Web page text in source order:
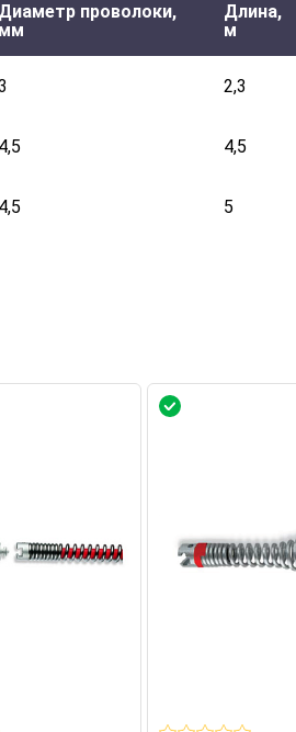
Диаметр проволоки,
мм
Длина,
м
2,3
4,5 4,5
4,5 5